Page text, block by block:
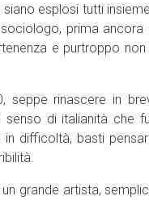
siano esplosi tutti
prima
e purtroppo
seppe rinascere in
di italianità che
in difficoltà, basti
grande artista,